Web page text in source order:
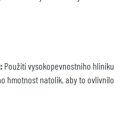
Použití vysokopevnostního hliníku
hmotnost natolik, aby to ovlivnilo